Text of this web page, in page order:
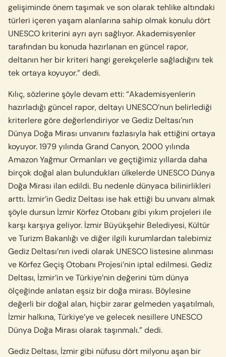
gelişiminde önem taşımak ve son olarak tehlike altındaki
türleri içeren yaşam alanlarına sahip olmak konulu dört
UNESCO kriterini ayrı ayrı sağlıyor. Akademisyenler
tarafından bu konuda hazırlanan en güncel rapor,
deltanın her bir kriteri hangi gerekçelerle sağladığını tek
tek ortaya koyuyor.” dedi.
Kılıç, sözlerine şöyle devam etti: “Akademisyenlerin
hazırladığı güncel rapor, deltayı UNESCO’nun belirlediği
kriterlere göre değerlendiriyor ve Gediz Deltası’nın
Dünya Doğa Mirası unvanını fazlasıyla hak ettiğini ortaya
koyuyor. 1979 yılında Grand Canyon, 2000 yılında
Amazon Yağmur Ormanları ve geçtiğimiz yıllarda daha
birçok doğal alan bulundukları ülkelerde UNESCO Dünya
Doğa Mirası ilan edildi. Bu nedenle dünyaca bilinirlikleri
arttı. İzmir’in Gediz Deltası ise hak ettiği bu unvanı almak
şöyle dursun İzmir Körfez Otobanı gibi yıkım projeleri ile
karşı karşıya geliyor. İzmir Büyükşehir Belediyesi, Kültür
ve Turizm Bakanlığı ve diğer ilgili kurumlardan talebimiz
Gediz Deltası’nın ivedi olarak UNESCO listesine alınması
ve Körfez Geçiş Otobanı Projesi’nin iptal edilmesi. Gediz
Deltası, İzmir’in ve Türkiye’nin değerini tüm dünya
ölçeğinde anlatan eşsiz bir doğa mirası. Böylesine
değerli bir doğal alan, hiçbir zarar gelmeden yaşatılmalı,
İzmir halkına, Türkiye’ye ve gelecek nesillere UNESCO
Dünya Doğa Mirası olarak taşınmalı.” dedi.
Gediz Deltası, İzmir gibi nüfusu dört milyonu aşan bir